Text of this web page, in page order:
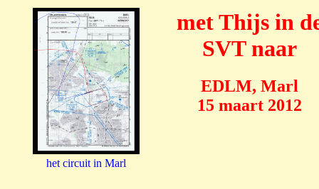
het circuit in Marl
met Thijs in
SVT naar
EDLM, Marl
15 maart 2012